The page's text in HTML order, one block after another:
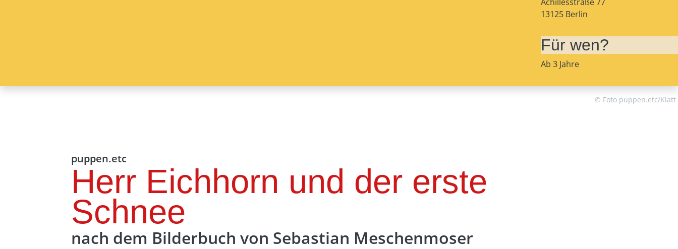
13125 Berlin
Für wen?
Ab 3 Jahre
© Foto puppen.etc/Klatt
puppen.etc
Herr Eichhorn und der erste
Schnee
nach dem Bilderbuch von Sebastian Meschenmoser